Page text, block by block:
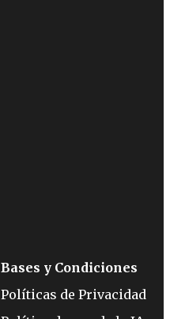
Bases y Condiciones
Políticas de Privacidad